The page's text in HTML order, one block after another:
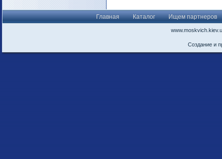
Главная Каталог Ищем партнеров
Создание и